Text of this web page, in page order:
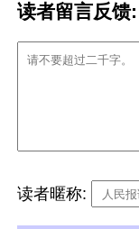
读者留言反馈:
读者暱称: